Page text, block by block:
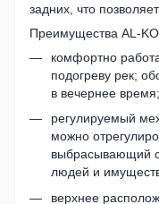
задних, что
Преимущества AL-
комфортно
подогреву рек;
в вечернее время;
регулируемый
можно
выбрасывающий
людей и
верхнее